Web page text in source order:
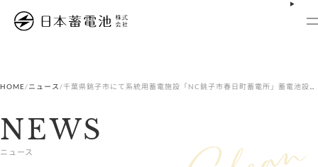
HOME/ニュース /千葉県銚子市にて系統用蓄電施設「NC銚子市春日町蓄電所」蓄電池設置開始
NEWS
ニュース